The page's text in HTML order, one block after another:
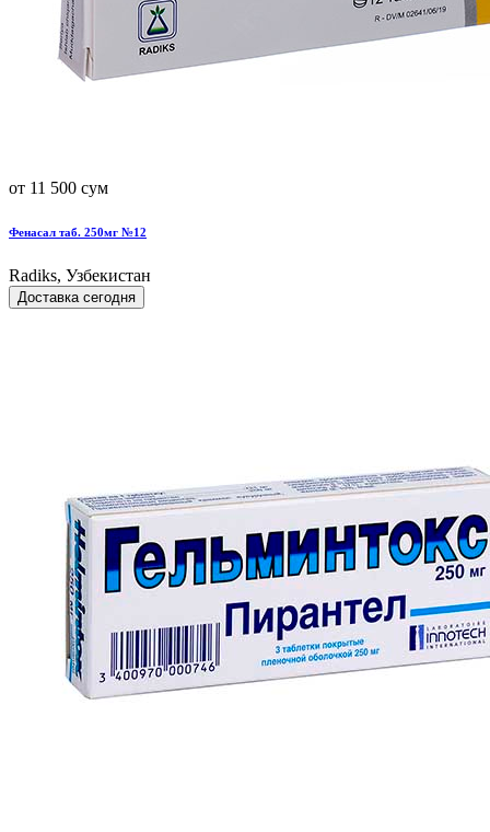
от 11 500 сум
Фенасал таб. 250мг №12
Radiks, Узбекистан
Доставка сегодня